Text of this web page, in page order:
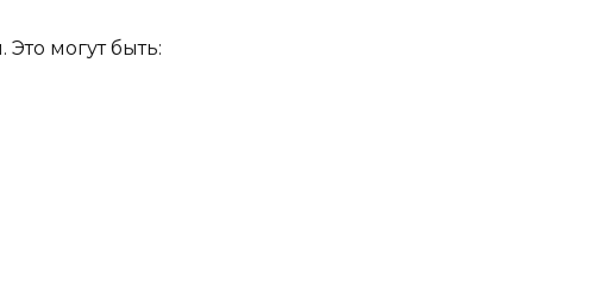
могут быть: